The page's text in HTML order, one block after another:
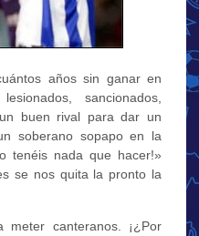
años sin ganar en
sancionados,
buen rival para dar un
soberano sopapo en la
tenéis nada que hacer!»
se nos quita la pronto la
canteranos. ¡¿Por